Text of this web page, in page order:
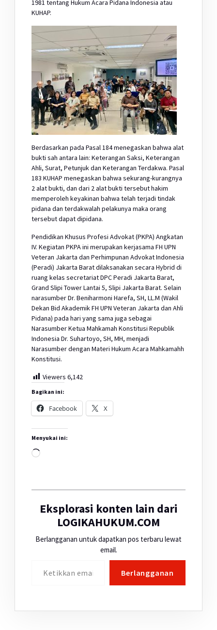
1981 tentang Hukum Acara Pidana Indonesia atau
KUHAP.
Berdasarkan pada Pasal 184 menegaskan bahwa alat
bukti sah antara lain: Keterangan Saksi, Keterangan
Ahli, Surat, Petunjuk dan Keterangan Terdakwa. Pasal
183 KUHAP menegaskan bahwa sekurang-kurangnya
2 alat bukti, dan dari 2 alat bukti tersebut hakim
memperoleh keyakinan bahwa telah terjadi tindak
pidana dan terdakwalah pelakunya maka orang
tersebut dapat dipidana.
Pendidikan Khusus Profesi Advokat (PKPA) Angkatan
IV. Kegiatan PKPA ini merupakan kerjasama FH UPN
Veteran Jakarta dan Perhimpunan Advokat Indonesia
(Peradi) Jakarta Barat dilaksanakan secara Hybrid di
ruang kelas secretariat DPC Peradi Jakarta Barat,
Grand Slipi Tower Lantai 5, Slipi Jakarta Barat. Selain
narasumber Dr. Beniharmoni Harefa, SH, LL.M (Wakil
Dekan Bid Akademik FH UPN Veteran Jakarta dan Ahli
Pidana) pada hari yang sama juga sebagai
Narasumber Ketua Mahkamah Konstitusi Republik
Indonesia Dr. Suhartoyo, SH, MH, menjadi
Narasumber dengan Materi Hukum Acara Mahkamahh
Konstitusi.
Viewers 6,142
Bagikan ini:
Facebook X
Menyukai ini:
Memuat...
Eksplorasi konten lain dari
LOGIKAHUKUM.COM
Berlangganan untuk dapatkan pos terbaru lewat
email.
Berlangganan